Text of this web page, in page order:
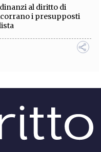
al diritto di
i presupposti